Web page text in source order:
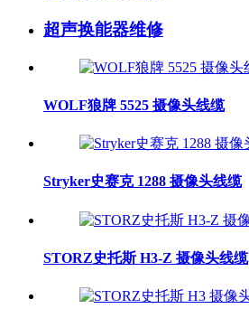
超声换能器维修
WOLF狼牌 5525 摄像头线缆
Stryker史赛克 1288 摄像头线缆
STORZ史托斯 H3-Z 摄像头线缆